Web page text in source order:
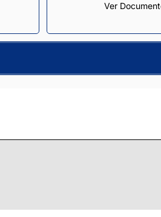
Ver